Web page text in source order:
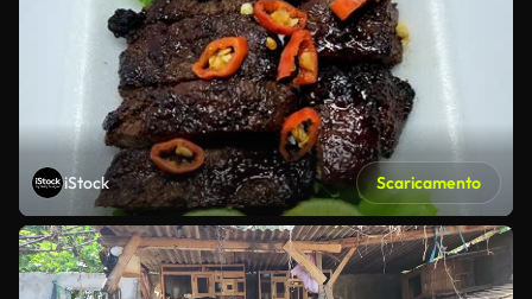
iStock Scaricamento